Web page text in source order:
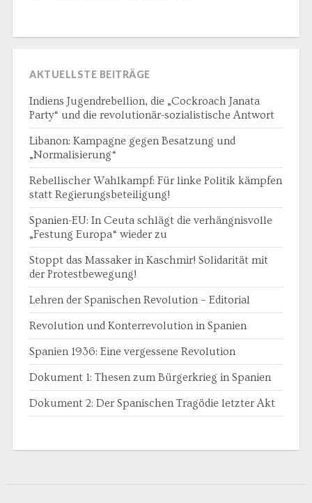
AKTUELLSTE BEITRÄGE
Indiens Jugendrebellion, die „Cockroach Janata
Party“ und die revolutionär-sozialistische Antwort
Libanon: Kampagne gegen Besatzung und
„Normalisierung“
Rebellischer Wahlkampf: Für linke Politik kämpfen
statt Regierungsbeteiligung!
Spanien-EU: In Ceuta schlägt die verhängnisvolle
„Festung Europa“ wieder zu
Stoppt das Massaker in Kaschmir! Solidarität mit
der Protestbewegung!
Lehren der Spanischen Revolution – Editorial
Revolution und Konterrevolution in Spanien
Spanien 1936: Eine vergessene Revolution
Dokument 1: Thesen zum Bürgerkrieg in Spanien
Dokument 2: Der Spanischen Tragödie letzter Akt